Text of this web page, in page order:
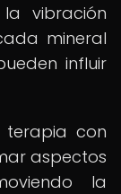
vibración
mineral
influir
con
aspectos
la